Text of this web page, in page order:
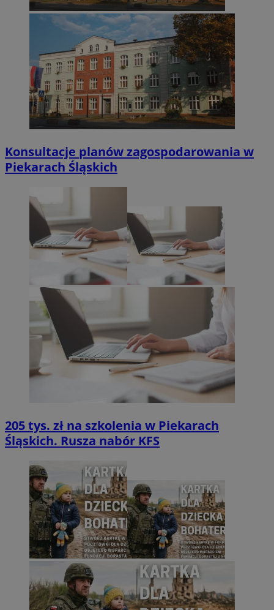
Konsultacje planów zagospodarowania w
Piekarach Śląskich
205 tys. zł na szkolenia w Piekarach
Śląskich. Rusza nabór KFS